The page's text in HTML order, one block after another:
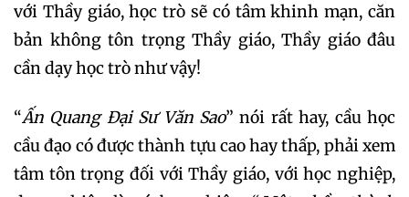
với Thầy giáo, học trò sẽ có tâm khinh mạn, căn
bản không tôn trọng Thầy giáo, Thầy giáo đâu
cần dạy học trò như vậy!
“Ấn Quang Đại Sư Văn Sao” nói rất hay, cầu học
cầu đạo có được thành tựu cao hay thấp, phải xem
tâm tôn trọng đối với Thầy giáo, với học nghiệp,